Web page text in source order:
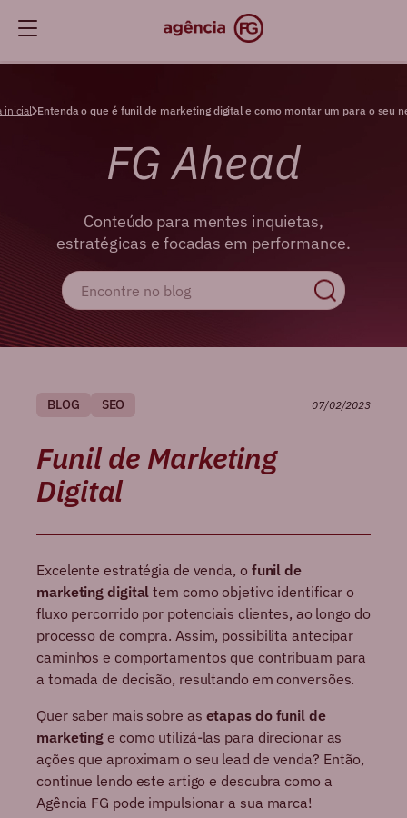
inicial Entenda o que é funil de marketing digital e como montar um para o seu
FG Ahead
Conteúdo para mentes inquietas,
estratégicas e focadas em performance.
BLOG SEO 07/02/2023
Funil de Marketing
Digital
Excelente estratégia de venda, o funil de
marketing digital tem como objetivo identificar o
fluxo percorrido por potenciais clientes, ao longo do
processo de compra. Assim, possibilita antecipar
caminhos e comportamentos que contribuam para
a tomada de decisão, resultando em conversões.
Quer saber mais sobre as etapas do funil de
marketinge como utilizá-las para direcionar as
ações que aproximam o seu lead de venda? Então,
continue lendo este artigo e descubra como a
Agência FG pode impulsionar a sua marca!